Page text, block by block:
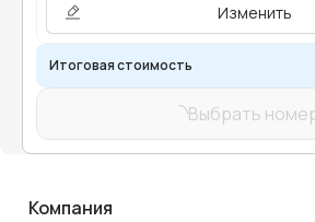
Изменить
Итоговая стоимость
Выбрать
Компания